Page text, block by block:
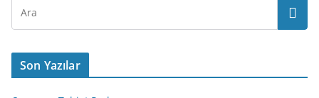
Son Yazılar